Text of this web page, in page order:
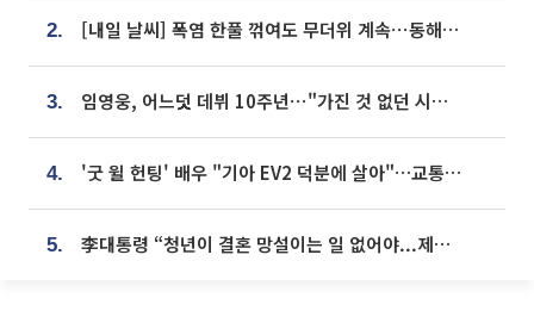
2. [내일 날씨] 폭염 한풀 꺾여도 무더위 계속⋯동해안 이틀 연속 비
3. 임영웅, 어느덧 데뷔 10주년⋯"가진 것 없던 시절, 내 앞엔 20명의 팬뿐"
4. '굿 윌 헌팅' 배우 "기아 EV2 덕분에 살아"…교통사고 후 안전성 극찬
5. 李대통령 “청년이 결혼 망설이는 일 없어야...제도상 불이익 조사”